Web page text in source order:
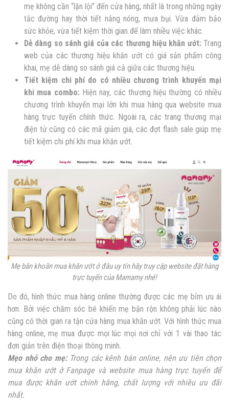
mẹ không cần “lặn lội” đến cửa hàng, nhất là trong những ngày
tắc đường hay thời tiết nắng nóng, mưa bụi. Vừa đảm bảo
sức khỏe, vừa tiết kiệm thời gian để làm nhiều việc khác.
Dễ dàng so sánh giá của các thương hiệu khăn ướt: Trang
web của các thương hiệu khăn ướt có giá sản phẩm công
khai, mẹ dễ dàng so sánh giá cả giữa các thương hiệu.
Tiết kiệm chi phí do có nhiều chương trình khuyến mại
khi mua combo: Hiện nay, các thương hiệu thường có nhiều
chương trình khuyến mại lớn khi mua hàng qua website mua
hàng trực tuyến chính thức. Ngoài ra, các trang thương mại
điện tử cũng có các mã giảm giá, các đợt flash sale giúp mẹ
tiết kiệm chi phí khi mua khăn ướt.
Mẹ băn khoăn mua khăn ướt ở đâu uy tín hãy truy cập website đặt hàng
trực tuyến của Mamamy nhé!
Do đó, hình thức mua hàng online thường được các mẹ bỉm ưu ái
hơn. Bởi việc chăm sóc bé khiến mẹ bận rộn không phải lúc nào
cũng có thời gian ra tận cửa hàng mua khăn ướt. Với hình thức mua
hàng online, mẹ mua được mọi lúc mọi nơi chỉ với 1 vài thao tác
đơn giản trên điện thoại thông minh.
Mẹo nhỏ cho mẹ:Trong các kênh bán online, nên ưu tiên chọn
mua khăn ướt ở Fanpage và website mua hàng trực tuyến để
mua được khăn ướt chính hãng, chất lượng với nhiều ưu đãi
nhất.